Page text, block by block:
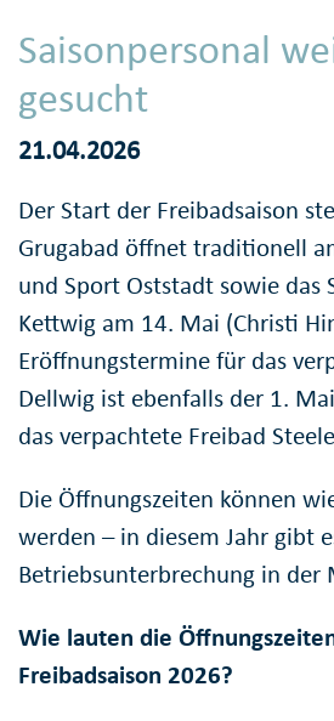
Saisonpersonal
gesucht
21.04.2026
Der Start der Freibadsaison
Grugabad öffnet traditionell
und Sport Oststadt sowie das
Kettwig am 14. Mai (Christi
Eröffnungstermine für das
Dellwig ist ebenfalls der 1.
das verpachtete Freibad
Die Öffnungszeiten können
werden – in diesem Jahr gibt
Betriebsunterbrechung in der
Wie lauten die
Freibadsaison 2026?